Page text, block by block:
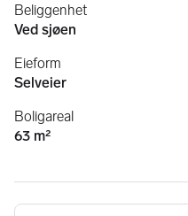
Beliggenhet
Ved sjøen
Eieform
Selveier
Boligareal
63 m²